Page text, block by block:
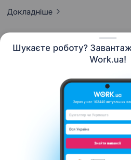
Шукаєте роботу?
Work.ua!
Докладніше
Контакти Про нас